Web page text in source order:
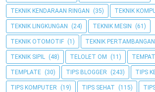
TEKNIK KENDARAAN RINGAN (35) TEKNIK
TEKNIK LINGKUNGAN (24) TEKNIK MESIN (61)
TEKNIK OTOMOTIF (1) TEKNIK PERTAMBANGAN
TEKNIK SIPIL (48) TELOLET OM (11)
TEMPLATE (30) TIPS BLOGGER (243) TIPS
TIPS KOMPUTER (19) TIPS SEHAT (115)